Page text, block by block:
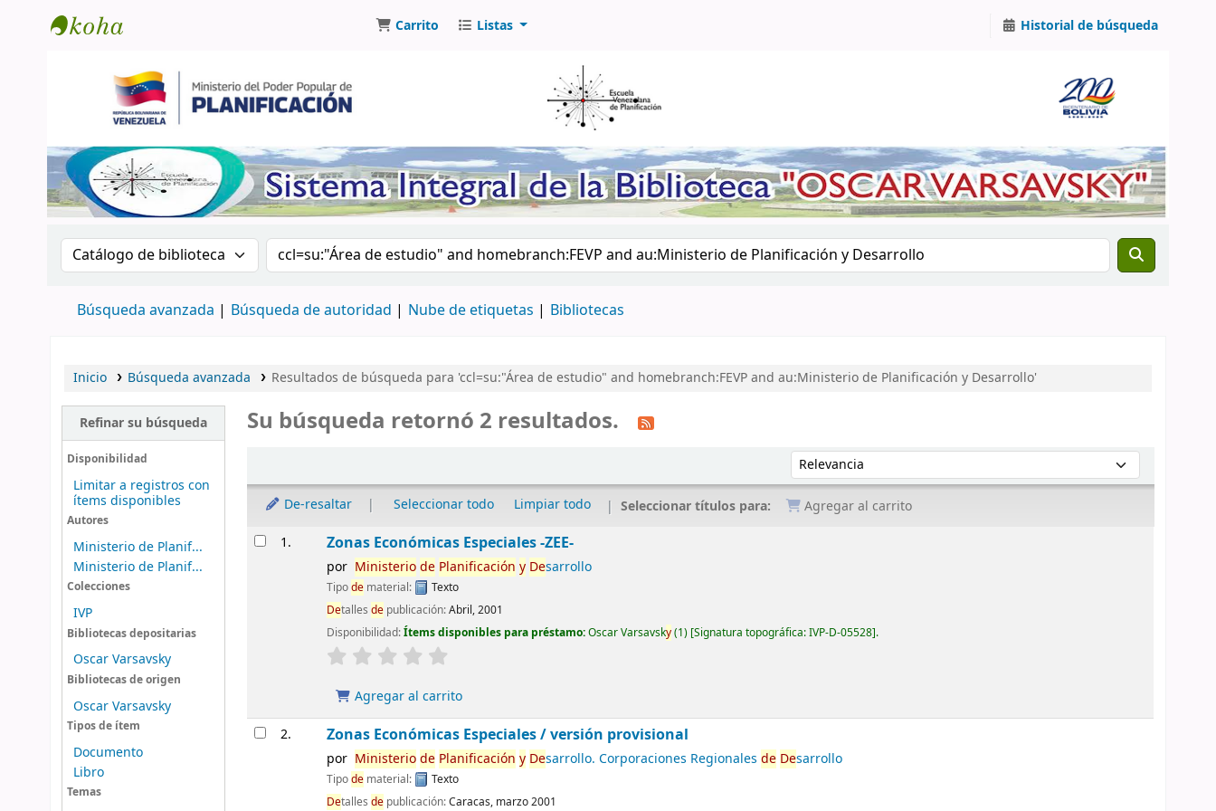
Carrito Listas Historial de búsqueda
Buscar en el catálogo por:Buscar en el catálogo por palabra clave
Búsqueda avanzada Búsqueda de autoridad Nube de etiquetas Bibliotecas
Inicio Búsqueda avanzada Resultados de búsqueda para 'ccl=su:"Área de estudio" and homebranch:FEVP and au:Ministerio de Planificación y Desarrollo'
Refinar su búsqueda
Disponibilidad
Limitar a registros con
ítems disponibles
Autores
Ministerio de Planif...
Ministerio de Planif...
Colecciones
IVP
Bibliotecas depositarias
Oscar Varsavsky
Bibliotecas de origen
Oscar Varsavsky
Tipos de ítem
Documento
Libro
Temas
Su búsqueda retornó 2 resultados.
Ordenar por:
De-resaltar Seleccionar todo Limpiar todo Seleccionar títulos para: Agregar al carrito
Resultados
1. Zonas Económicas Especiales -ZEE-
por Ministerio de Planificación y Desarrollo
Tipode material:
Texto
Detallesde publicación:Abril, 2001
Disponibilidad:Ítems disponibles para préstamo:Oscar Varsavsky(1) Signatura topográfica:IVP-D-05528 .
Agregar al carrito
2. Zonas Económicas Especiales / versión provisional
por Ministerio de Planificación y Desarrollo. Corporaciones Regionales de Desarrollo
Tipode material:
Texto
Detallesde publicación:Caracas, marzo 2001